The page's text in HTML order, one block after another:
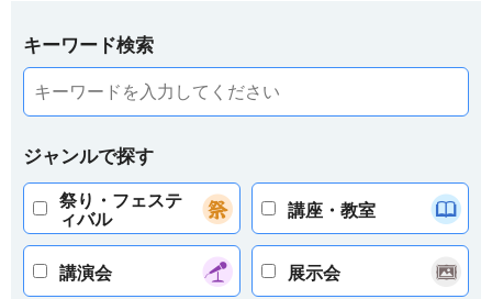
キーワード検索
ジャンルで探す
祭り・フェステ
ィバル
講座・教室
講演会 展示会